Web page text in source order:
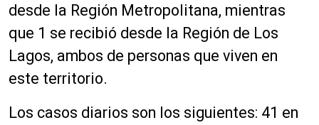
desde la Región Metropolitana, mientras
que 1 se recibió desde la Región de Los
Lagos, ambos de personas que viven en
este territorio.
Los casos diarios son los siguientes: 41 en